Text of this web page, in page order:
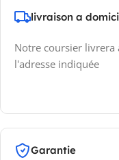
livraison a
Notre coursier livrera
l'adresse indiquée
Garantie